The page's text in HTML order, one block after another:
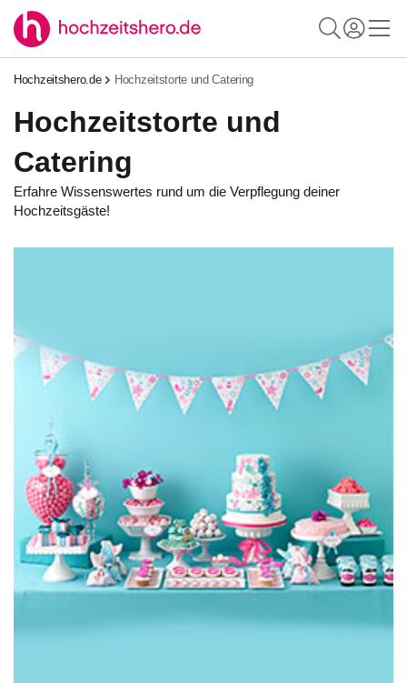
Hochzeitshero.de Hochzeitstorte und Catering
Hochzeitstorte und
Catering
Erfahre Wissenswertes rund um die Verpflegung deiner
Hochzeitsgäste!